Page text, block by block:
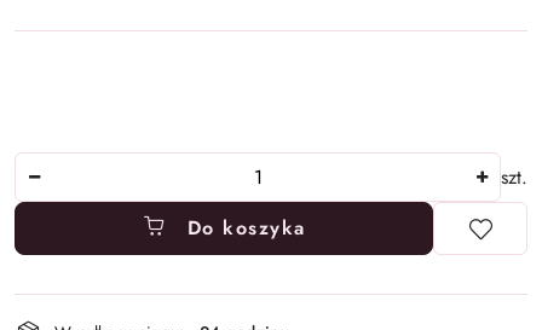
szt.
Do koszyka
Dostępność